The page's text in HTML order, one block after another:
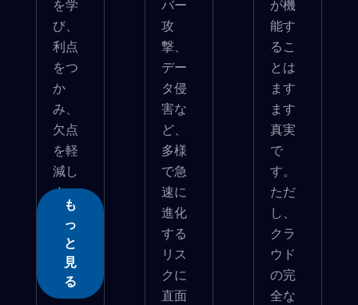
を学
び、
利点
をつ
か
み、
欠点
を軽
減し
ま
す。
も
っ
と
見
る
バー
攻
撃、
デー
タ侵
害な
ど、
多様
で急
速に
進化
する
リス
クに
直面
が機
能す
るこ
とは
ます
ます
真実
で
す。
ただ
し、
クラ
ウド
の完
全な